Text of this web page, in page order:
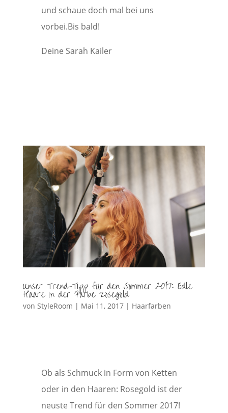
und schaue doch mal bei uns
vorbei.Bis bald!
Deine Sarah Kailer
Unser Trend-Tipp für den Sommer 2017: Edle
Haare in der Farbe Rosegold
von StyleRoom | Mai 11, 2017| Haarfarben
Ob als Schmuck in Form von Ketten
oder in den Haaren: Rosegold ist der
neuste Trend für den Sommer 2017!